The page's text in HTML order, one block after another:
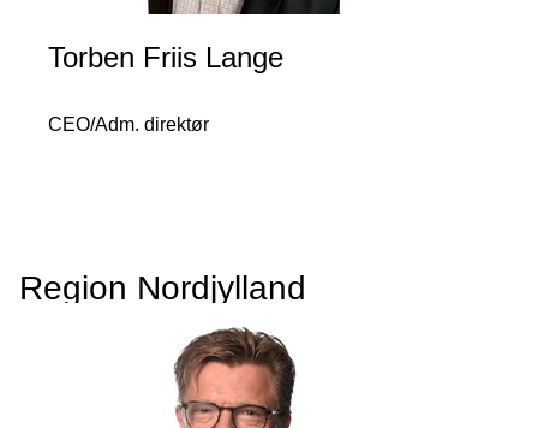
Torben Friis Lange
CEO/Adm. direktør
Region Nordjylland